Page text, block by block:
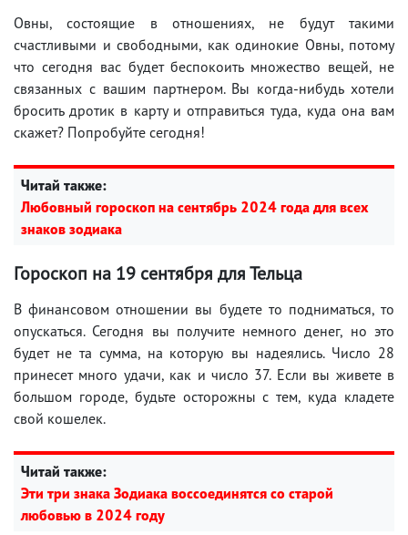
Овны, состоящие в отношениях, не будут такими
счастливыми и свободными, как одинокие Овны, потому
что сегодня вас будет беспокоить множество вещей, не
связанных с вашим партнером. Вы когда-нибудь хотели
бросить дротик в карту и отправиться туда, куда она вам
скажет? Попробуйте сегодня!
Читай также:
Любовный гороскоп на сентябрь 2024 года для всех
знаков зодиака
Гороскоп на 19 сентября для Тельца
В финансовом отношении вы будете то подниматься, то
опускаться. Сегодня вы получите немного денег, но это
будет не та сумма, на которую вы надеялись. Число 28
принесет много удачи, как и число 37. Если вы живете в
большом городе, будьте осторожны с тем, куда кладете
свой кошелек.
Читай также:
Эти три знака Зодиака воссоединятся со старой
любовью в 2024 году